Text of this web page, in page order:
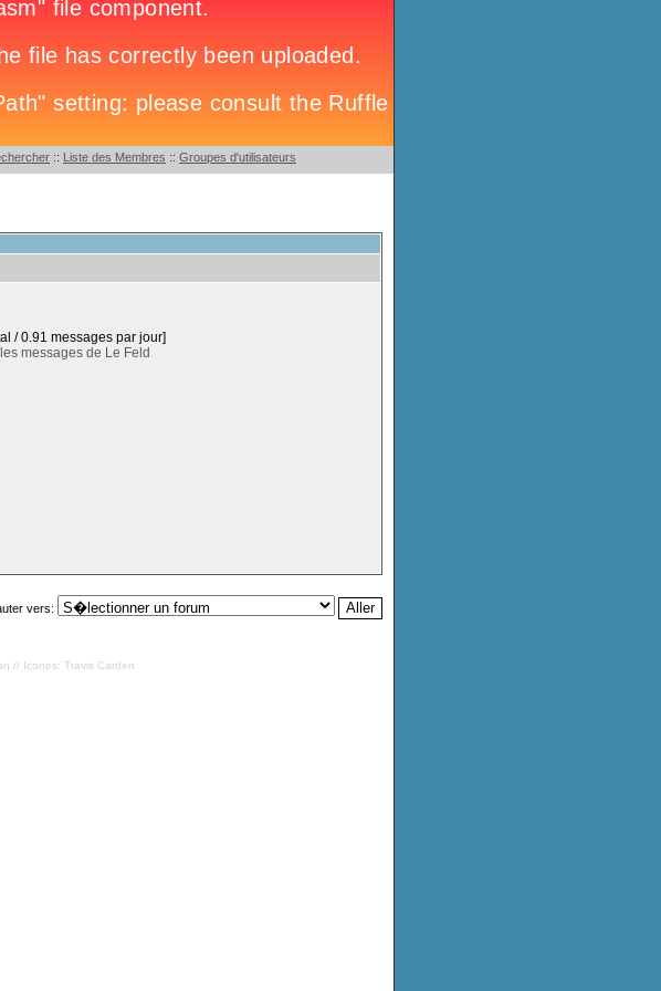
:: Liste des Membres :: Groupes d'utilisateurs
/ 0.91 messages par jour]
messages de Le Feld
vers:
// Icones: Travis Carden